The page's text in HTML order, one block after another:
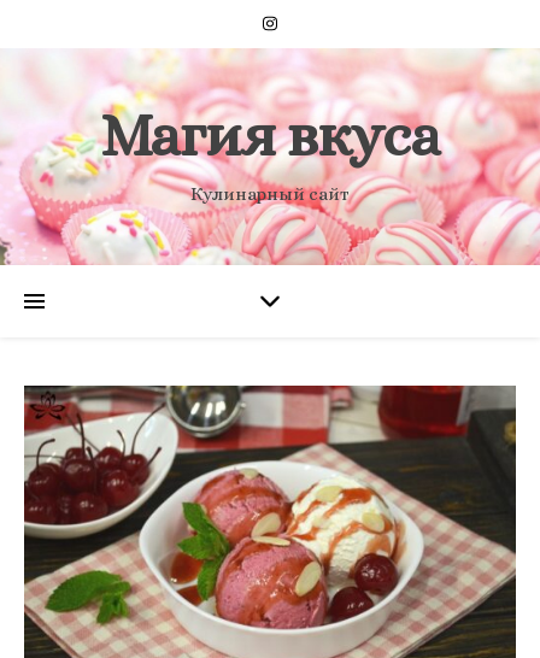
Магия вкуса
Кулинарный сайт